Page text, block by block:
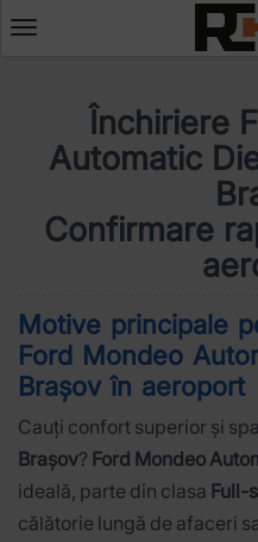
Deschide
Închiriere
Automatic
Confirmare
Motive principale
Ford Mondeo
Brașov în aeroport
Cauți confort superior și
Brașov? Ford Mondeo
ideală, parte din clasa Full-
călătorie lungă de afaceri